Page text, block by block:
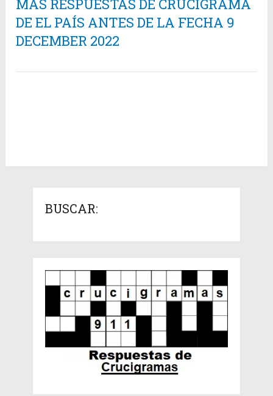
MÁS RESPUESTAS DE CRUCIGRAMA
DE EL PAÍS ANTES DE LA FECHA 9
DECEMBER 2022
BUSCAR: